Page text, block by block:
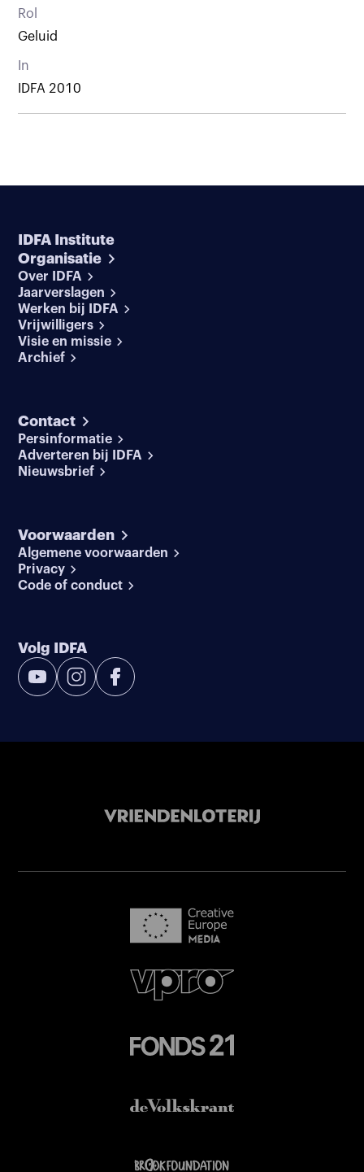
Rol
Geluid
In
IDFA 2010
IDFA Institute
Organisatie
Over IDFA
Jaarverslagen
Werken bij IDFA
Vrijwilligers
Visie en missie
Archief
Contact
Persinformatie
Adverteren bij IDFA
Nieuwsbrief
Voorwaarden
Algemene voorwaarden
Privacy
Code of conduct
Volg IDFA